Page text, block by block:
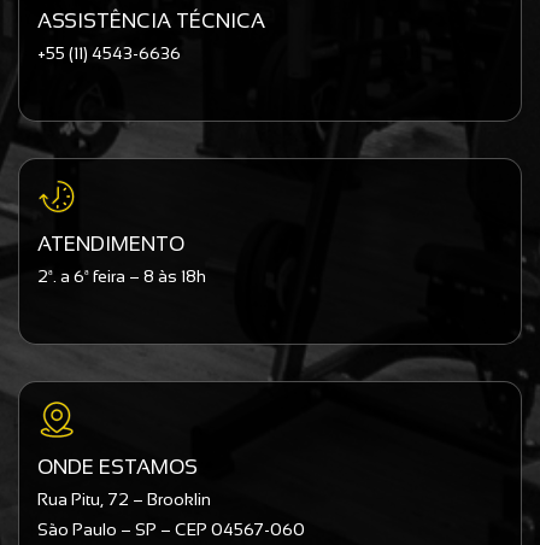
ASSISTÊNCIA TÉCNICA
+55 (11) 4543-6636
ATENDIMENTO
2ª. a 6ª feira – 8 às 18h
ONDE ESTAMOS
Rua Pitu, 72 – Brooklin
São Paulo – SP – CEP 04567-060